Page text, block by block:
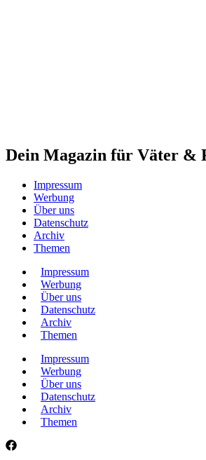
Dein Magazin für Väter &
Impressum
Werbung
Über uns
Datenschutz
Archiv
Themen
Impressum
Werbung
Über uns
Datenschutz
Archiv
Themen
Impressum
Werbung
Über uns
Datenschutz
Archiv
Themen